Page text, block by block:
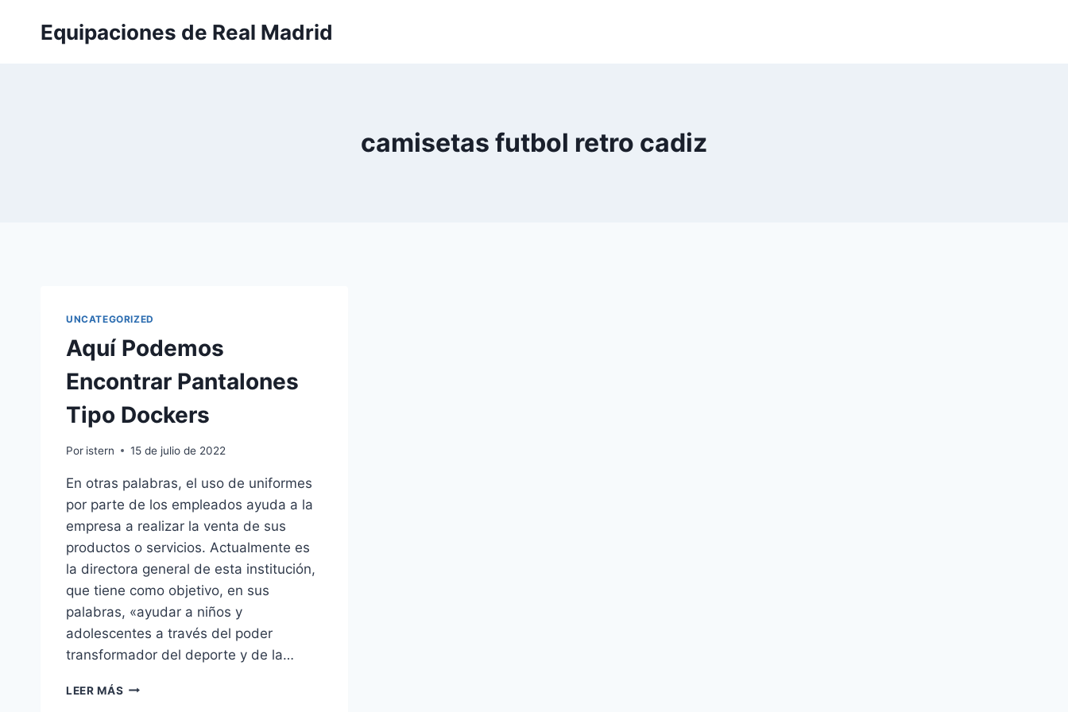
Equipaciones de Real Madrid
camisetas futbol retro cadiz
UNCATEGORIZED
Aquí Podemos
Encontrar Pantalones
Tipo Dockers
Por istern 15 de julio de 2022
En otras palabras, el uso de uniformes
por parte de los empleados ayuda a la
empresa a realizar la venta de sus
productos o servicios. Actualmente es
la directora general de esta institución,
que tiene como objetivo, en sus
palabras, «ayudar a niños y
adolescentes a través del poder
transformador del deporte y de la…
LEER MÁS AQUÍ